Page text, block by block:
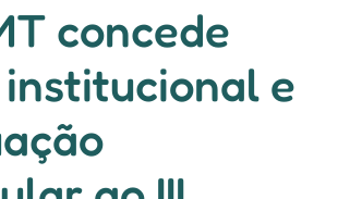
concede
e